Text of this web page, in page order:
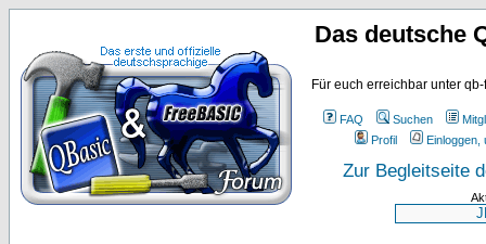
Das deutsche
Für euch erreichbar unter
FAQ Suchen
Profil
Einloggen,
Zur Begleitseite